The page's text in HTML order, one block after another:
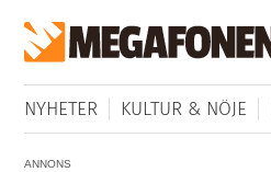
NYHETER KULTUR & NÖJE
ANNONS